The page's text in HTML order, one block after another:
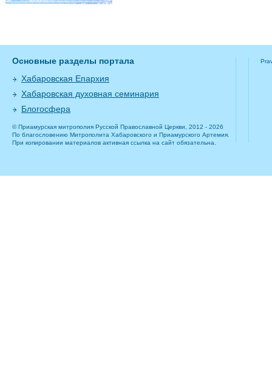
Основные разделы портала
Хабаровская Епархия
Хабаровская духовная семинария
Блогосфера
© Приамурская митрополия Русской Православной Церкви, 2012 - 2026
По благословению Митрополита Хабаровского и Приамурского Артемия.
При копировании материалов активная ссылка на сайт обязательна.